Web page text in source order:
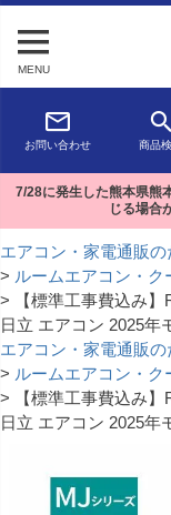
MENU
お問い合わせ 商品
7/28に発生した熊本県熊
じる場合
エアコン・家電通販の
ルームエアコン・ク
【標準工事費込み
日立 エアコン 2025年
エアコン・家電通販の
ルームエアコン・ク
【標準工事費込み
日立 エアコン 2025年